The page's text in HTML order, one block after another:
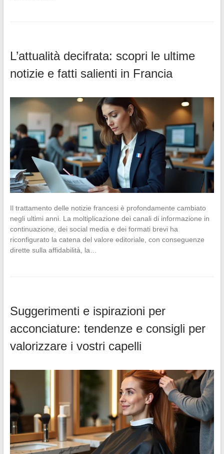
L’attualità decifrata: scopri le ultime
notizie e fatti salienti in Francia
Il trattamento delle notizie francesi è profondamente cambiato
negli ultimi anni. La moltiplicazione dei canali di informazione in
continuazione, dei social media e dei formati brevi ha
riconfigurato la catena del valore editoriale, con conseguenze
dirette sulla affidabilità, la…
Suggerimenti e ispirazioni per
acconciature: tendenze e consigli per
valorizzare i vostri capelli